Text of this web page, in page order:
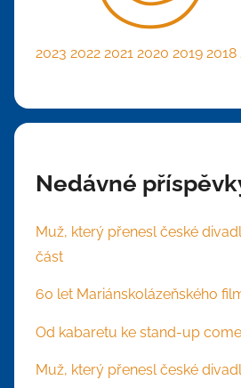
2023 2022 2021 2020 2019 2018
Nedávné
Muž, který přenesl české
část
60 let Mariánskolázeňského
Od kabaretu ke stand-up
Muž, který přenesl české